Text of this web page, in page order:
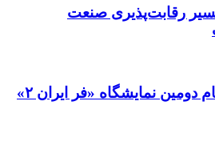
رقابت‌پذیری صنعت
تمدید مهلت ثبت‌نام دومین نمایشگاه «فر ایران ۲»